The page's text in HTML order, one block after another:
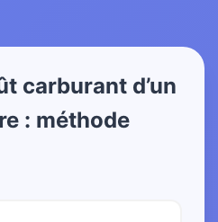
carburant d’un
: méthode